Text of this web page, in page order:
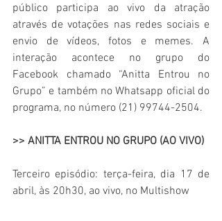
público participa ao vivo da atração
através de votações nas redes sociais e
envio de vídeos, fotos e memes. A
interação acontece no grupo do
Facebook chamado “Anitta Entrou no
Grupo” e também no Whatsapp oficial do
programa, no número (21) 99744-2504.
>> ANITTA ENTROU NO GRUPO (AO VIVO)
Terceiro episódio: terça-feira, dia 17 de
abril, às 20h30, ao vivo, no Multishow